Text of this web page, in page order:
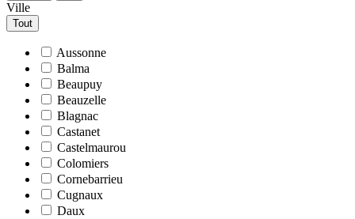
Ville
Tout
Aussonne
Balma
Beaupuy
Beauzelle
Blagnac
Castanet
Castelmaurou
Colomiers
Cornebarrieu
Cugnaux
Daux